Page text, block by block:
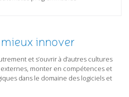
innover
et s’ouvrir à d’autres cultures
externes, monter en compétences et
dans le domaine des logiciels et